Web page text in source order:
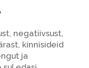
negatiivsust,
kinnisideid
ja